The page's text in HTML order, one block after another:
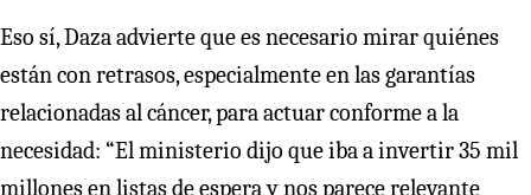
Eso sí, Daza advierte que es necesario mirar quiénes
están con retrasos, especialmente en las garantías
relacionadas al cáncer, para actuar conforme a la
necesidad: “El ministerio dijo que iba a invertir 35 mil
millones en listas de espera y nos parece relevante